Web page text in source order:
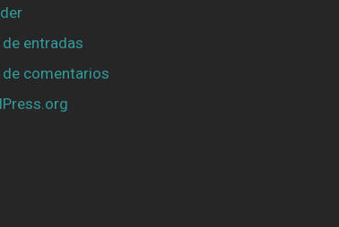
de entradas
de comentarios